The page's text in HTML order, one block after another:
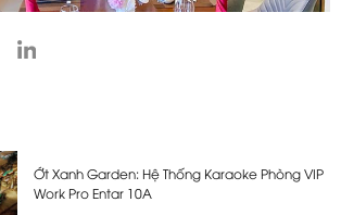
Ớt Xanh Garden: Hệ Thống Karaoke Phòng VIP
Work Pro Entar 10A